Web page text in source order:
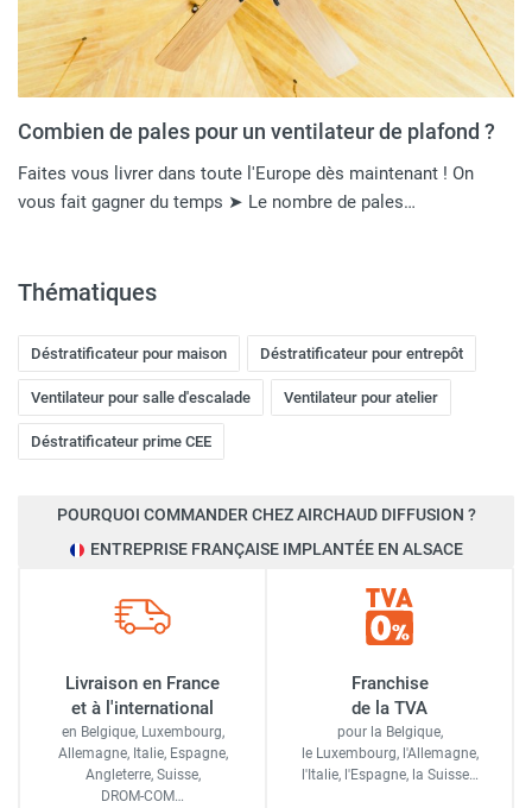
Combien de pales pour un ventilateur de plafond ?
Faites vous livrer dans toute l'Europe dès maintenant ! On
vous fait gagner du temps ➤ Le nombre de pales…
Thématiques
Déstratificateur pour maison Déstratificateur pour entrepôt
Ventilateur pour salle d'escalade Ventilateur pour atelier
Déstratificateur prime CEE
POURQUOI COMMANDER CHEZ AIRCHAUD DIFFUSION ?
ENTREPRISE FRANÇAISE IMPLANTÉE EN ALSACE
Livraison en France
et à l'international
en Belgique, Luxembourg,
Allemagne, Italie, Espagne,
Angleterre, Suisse,
DROM-COM…
Franchise
de la TVA
pour la Belgique,
le Luxembourg, l'Allemagne,
l'Italie, l'Espagne, la Suisse…